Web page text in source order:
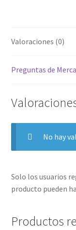
Valoraciones (0)
Preguntas de
No hay
Solo los usuarios
producto pueden
Productos